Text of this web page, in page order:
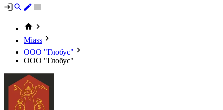
Miass
ООО "Глобус"
ООО "Глобус"